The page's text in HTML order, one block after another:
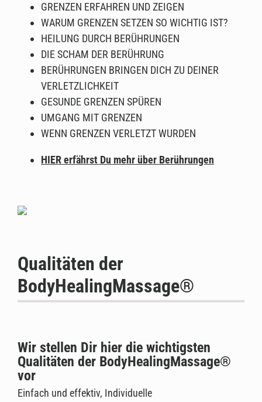
GRENZEN ERFAHREN UND ZEIGEN
WARUM GRENZEN SETZEN SO WICHTIG IST?
HEILUNG DURCH BERÜHRUNGEN
DIE SCHAM DER BERÜHRUNG
BERÜHRUNGEN BRINGEN DICH ZU DEINER
VERLETZLICHKEIT
GESUNDE GRENZEN SPÜREN
UMGANG MIT GRENZEN
WENN GRENZEN VERLETZT WURDEN
HIER erfährst Du mehr über Berührungen
Qualitäten der
BodyHealingMassage®
Wir stellen Dir hier die wichtigsten
Qualitäten der BodyHealingMassage®
vor
Einfach und effektiv, Individuelle